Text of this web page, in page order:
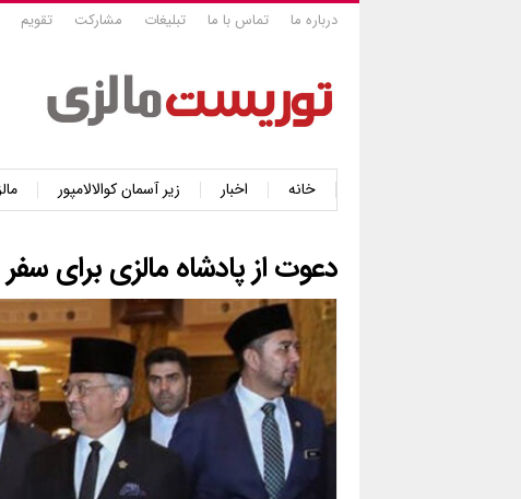
درباره ما تماس با ما تبلیغات مشارکت تقویم
خانه اخبار زیر آسمان کوالالامپور
دعوت از پادشاه مالزی برای سفر